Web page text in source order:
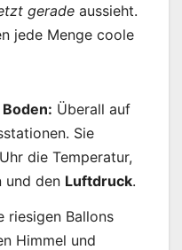
gerade aussieht.
jede Menge coole
Überall auf
Sie
die Temperatur,
und den Luftdruck.
riesigen Ballons
Himmel und